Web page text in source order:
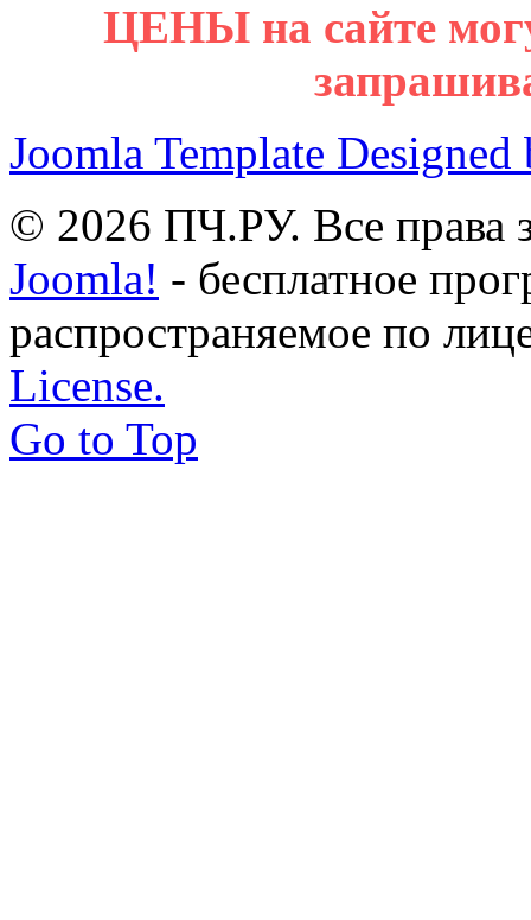
ЦЕНЫ на сайте
Joomla Template Designed
© 2026 ПЧ.РУ. Все права
Joomla! - бесплатное
распространяемое по
License.
Go to Top